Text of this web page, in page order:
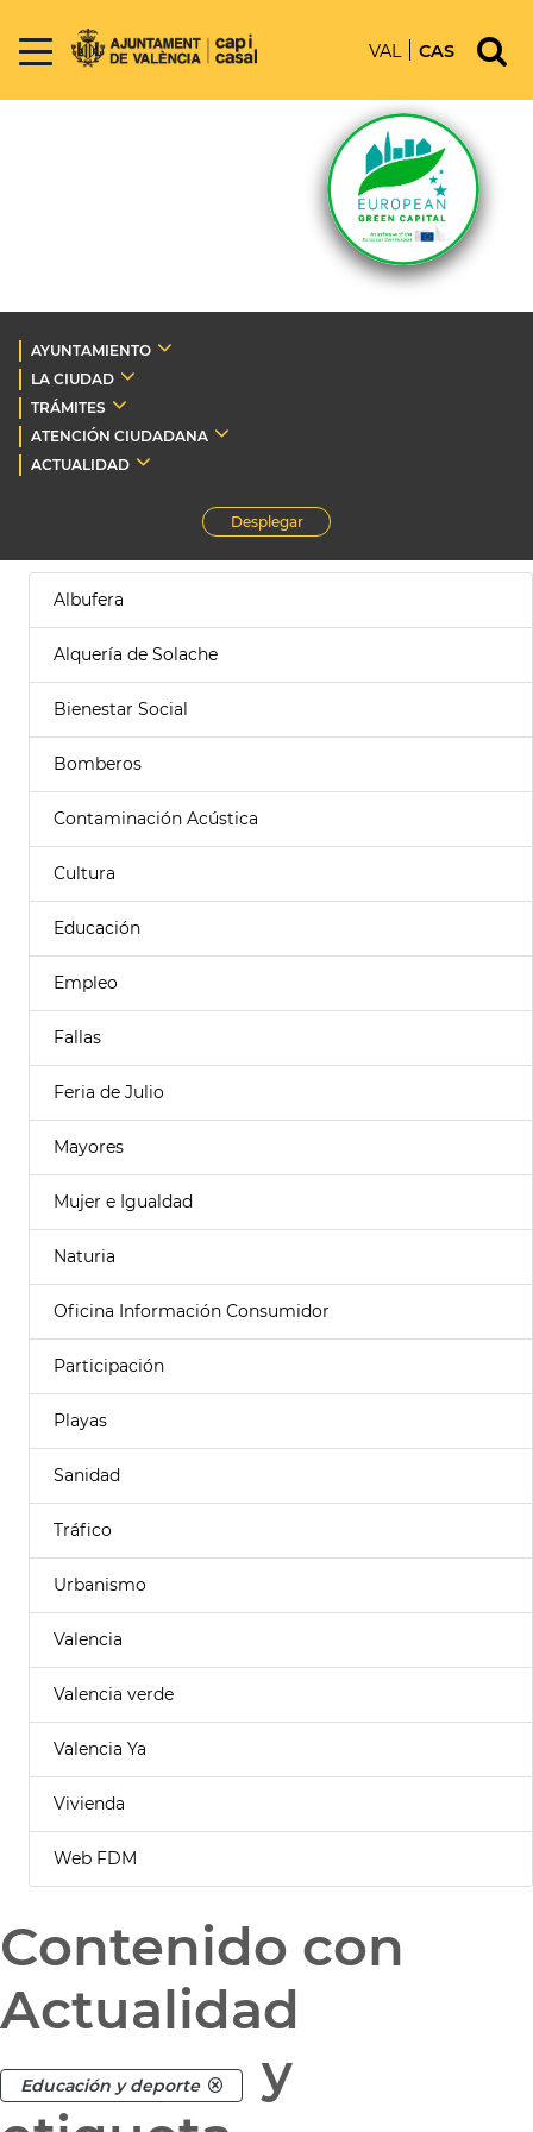
VAL CAS
AYUNTAMIENTO
LA CIUDAD
TRÁMITES
ATENCIÓN CIUDADANA
ACTUALIDAD
Desplegar
Albufera
Alquería de Solache
Bienestar Social
Bomberos
Contaminación Acústica
Cultura
Educación
Empleo
Fallas
Feria de Julio
Mayores
Mujer e Igualdad
Naturia
Oficina Información Consumidor
Participación
Playas
Sanidad
Tráfico
Urbanismo
Valencia
Valencia verde
Valencia Ya
Vivienda
Web FDM
Contenido con
Actualidad
Educación y deporte
y